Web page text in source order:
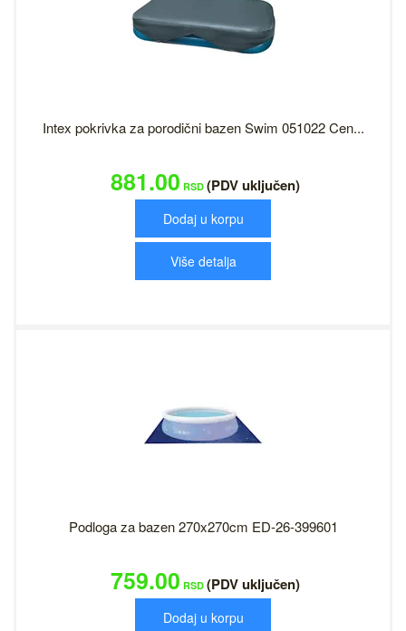
Intex pokrivka za porodični bazen Swim 051022 Cen...
881.00 RSD (PDV uključen)
Dodaj u korpu
Više detalja
Podloga za bazen 270x270cm ED-26-399601
759.00 RSD (PDV uključen)
Dodaj u korpu